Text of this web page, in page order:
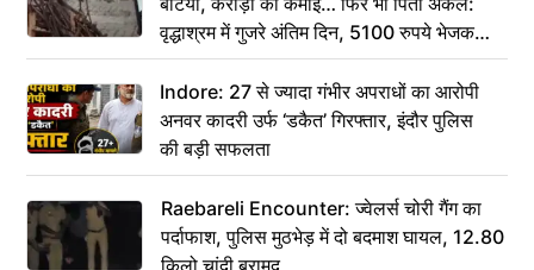
वृद्धाश्रम में गुजरे अंतिम दिन, 5100 रुपये भेजकर
कहा– अंतिम संस्कार कर दीजिए हम नहीं आ पाएंगे
Indore: 27 से ज्यादा गंभीर अपराधों का आरोपी
अनवर कादरी उर्फ ‘डकैत’ गिरफ्तार, इंदौर पुलिस
की बड़ी सफलता
Raebareli Encounter: ज्वेलर्स चोरी गैंग का
पर्दाफाश, पुलिस मुठभेड़ में दो बदमाश घायल, 12.80
किलो चांदी बरामद